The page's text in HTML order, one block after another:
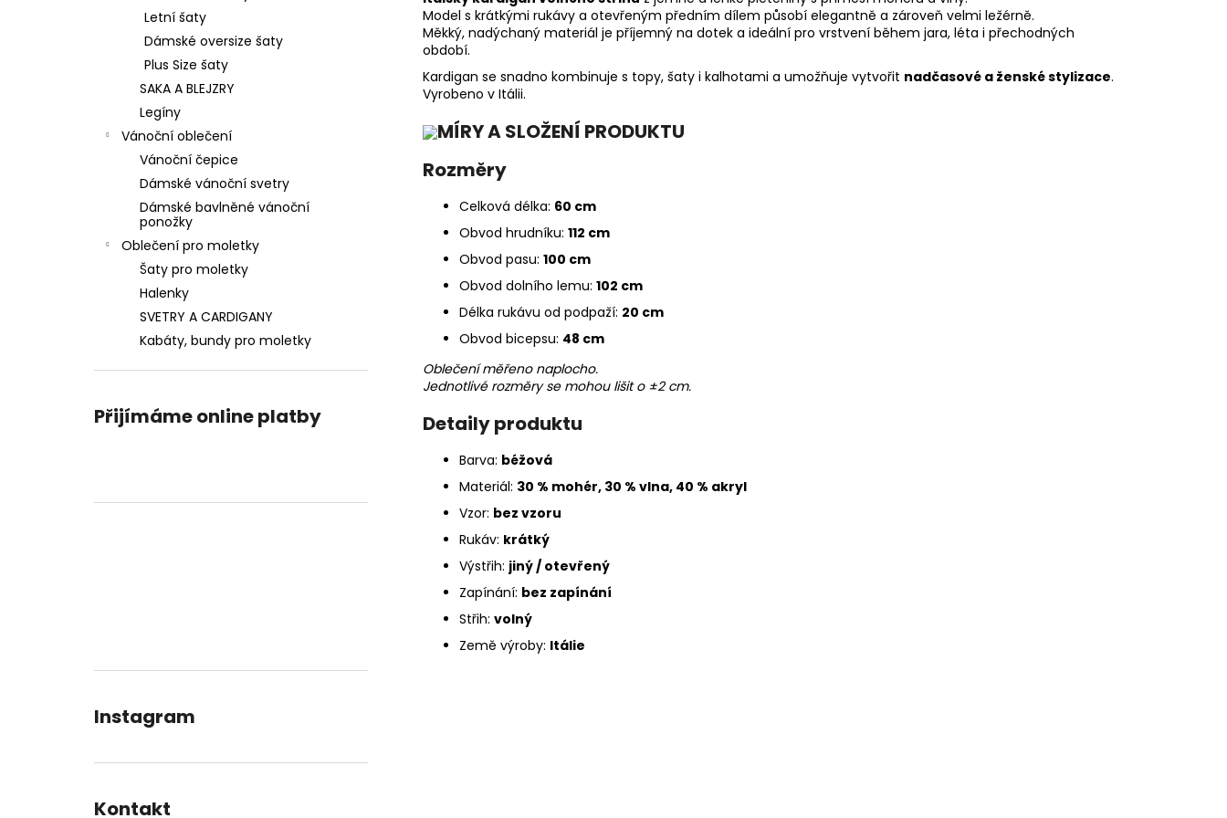
Letní šaty
Dámské oversize šaty
Plus Size šaty
SAKA A BLEJZRY
Legíny
Vánoční oblečení
Vánoční čepice
Dámské vánoční svetry
Dámské bavlněné vánoční
ponožky
Oblečení pro moletky
Šaty pro moletky
Halenky
SVETRY A CARDIGANY
Kabáty, bundy pro moletky
Přijímáme online platby
Instagram
Kontakt
Model s krátkými rukávy a otevřeným předním dílem působí elegantně a zároveň velmi ležérně.
Měkký, nadýchaný materiál je příjemný na dotek a ideální pro vrstvení během jara, léta i přechodných
období.
Kardigan se snadno kombinuje s topy, šaty i kalhotami a umožňuje vytvořit nadčasové a ženské stylizace.
Vyrobeno v Itálii.
MÍRY A SLOŽENÍ PRODUKTU
Rozměry
Celková délka: 60 cm
Obvod hrudníku: 112 cm
Obvod pasu: 100 cm
Obvod dolního lemu: 102 cm
Délka rukávu od podpaží: 20 cm
Obvod bicepsu: 48 cm
Oblečení měřeno naplocho.
Jednotlivé rozměry se mohou lišit o ±2 cm.
Detaily produktu
Barva: béžová
Materiál: 30 % mohér, 30 % vlna, 40 % akryl
Vzor: bez vzoru
Rukáv: krátký
Výstřih: jiný / otevřený
Zapínání: bez zapínání
Střih: volný
Země výroby: Itálie